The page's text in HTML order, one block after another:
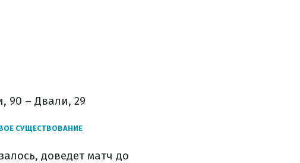
90 – Двали, 29
СУЩЕСТВОВАНИЕ
доведет матч до